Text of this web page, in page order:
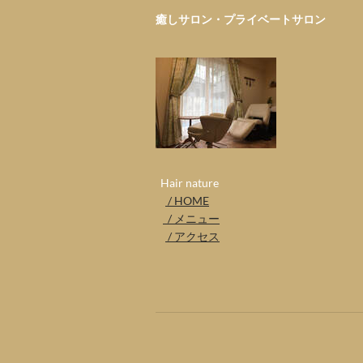
癒しサロン・プライベートサロ
​ Hair nature
/ HOME
/ メニュー
/ アクセス